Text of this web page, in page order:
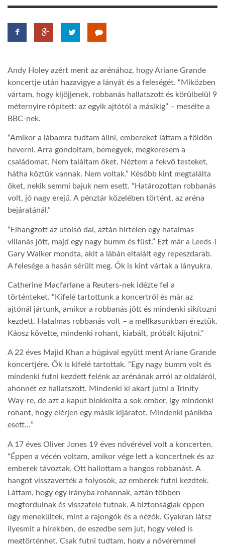
A NAP SZÉPE
LINKTR.EE
GLOBOZSARU
DOBRAVERO.HU
GLOBOBOOK
Andy Holey azért ment az arénához, hogy Ariane Grande
koncertje után hazavigye a lányát és a feleségét. “Miközben
vártam, hogy kijöjjenek, robbanás hallatszott és körülbelül 9
méternyire röpített: az egyik ajtótól a másikig” – mesélte a
BBC-nek.
“Amikor a lábamra tudtam állni, embereket láttam a földön
heverni. Arra gondoltam, bemegyek, megkeresem a
családomat. Nem találtam őket. Néztem a fekvő testeket,
hátha köztük vannak. Nem voltak.” Később kint megtalálta
őket, nekik semmi bajuk nem esett. “Határozottan robbanás
volt, jó nagy erejű. A pénztár közelében történt, az aréna
bejáratánál.”
“Elhangzott az utolsó dal, aztán hirtelen egy hatalmas
villanás jött, majd egy nagy bumm és füst.” Ezt már a Leeds-i
Gary Walker mondta, akit a lábán eltalált egy repeszdarab.
A felesége a hasán sérült meg. Ők is kint vártak a lányukra.
Catherine Macfarlane a Reuters-nek idézte fel a
történteket. “Kifelé tartottunk a koncertről és már az
ajtónál jártunk, amikor a robbanás jött és mindenki sikítozni
kezdett. Hatalmas robbanás volt – a mellkasunkban éreztük.
Káosz követte, mindenki rohant, kiabált, próbált kijutni.”
A 22 éves Majid Khan a húgával együtt ment Ariane Grande
koncertjére. Ők is kifelé tartottak. “Egy nagy bumm volt és
mindenki futni kezdett felénk az arénának arról az oldaláról,
ahonnét ez hallatszott. Mindenki ki akart jutni a Trinity
Way-re, de azt a kaput blokkolta a sok ember, így mindenki
rohant, hogy elérjen egy másik kijáratot. Mindenki pánikba
esett…”
A 17 éves Oliver Jones 19 éves nővérével volt a koncerten.
“Éppen a vécén voltam, amikor vége lett a koncertnek és az
emberek távoztak. Ott hallottam a hangos robbanást. A
hangot visszaverték a folyosók, az emberek futni kezdtek.
Láttam, hogy egy irányba rohannak, aztán többen
megfordulnak és visszafele futnak. A biztonságiak éppen
úgy menekültek, mint a rajongók és a nézők. Gyakran látsz
ilyesmit a hírekben, de eszedbe sem jut, hogy veled is
megtörténhet. Csak futni tudtam, hogy a nővéremmel